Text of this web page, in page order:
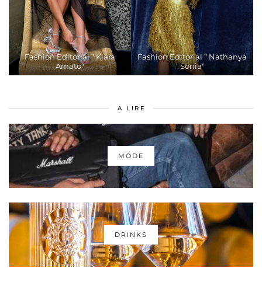
Fashion Editorial " Kiara
Amato"
Fashion Editorial " Nathanya
Sonia"
A LIRE
MODE
DRINKS